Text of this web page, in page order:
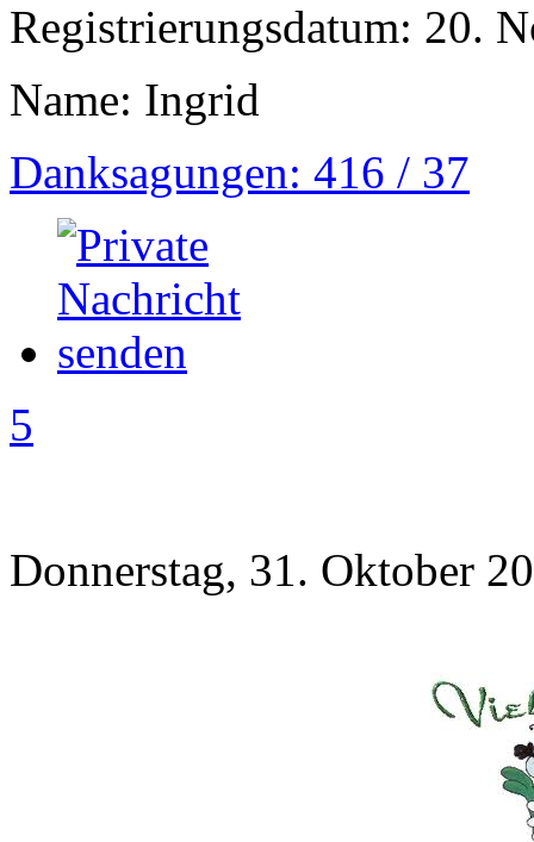
Registrierungsdatum: 20.
Name: Ingrid
Danksagungen: 416 / 37
5
Donnerstag, 31. Oktober